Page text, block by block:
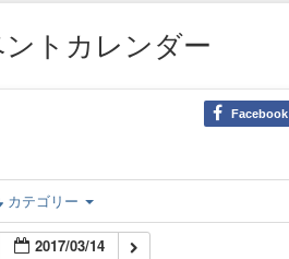
ントカレンダー
Facebook
カテゴリー
2017/03/14